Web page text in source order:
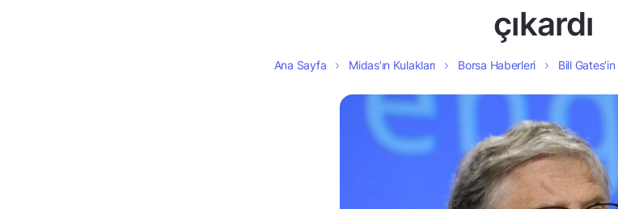
çıkardı
Ana Sayfa Midas’ın Kulakları Borsa Haberleri Bill